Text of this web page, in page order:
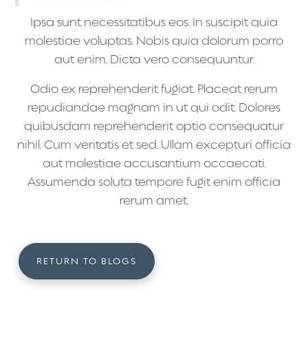
Ipsa sunt necessitatibus eos. In suscipit quia
molestiae voluptas. Nobis quia dolorum porro
aut enim. Dicta vero consequuntur.
Odio ex reprehenderit fugiat. Placeat rerum
repudiandae magnam in ut qui odit. Dolores
quibusdam reprehenderit optio consequatur
nihil. Cum veritatis et sed. Ullam excepturi officia
aut molestiae accusantium occaecati.
Assumenda soluta tempore fugit enim officia
rerum amet.
RETURN TO BLOGS